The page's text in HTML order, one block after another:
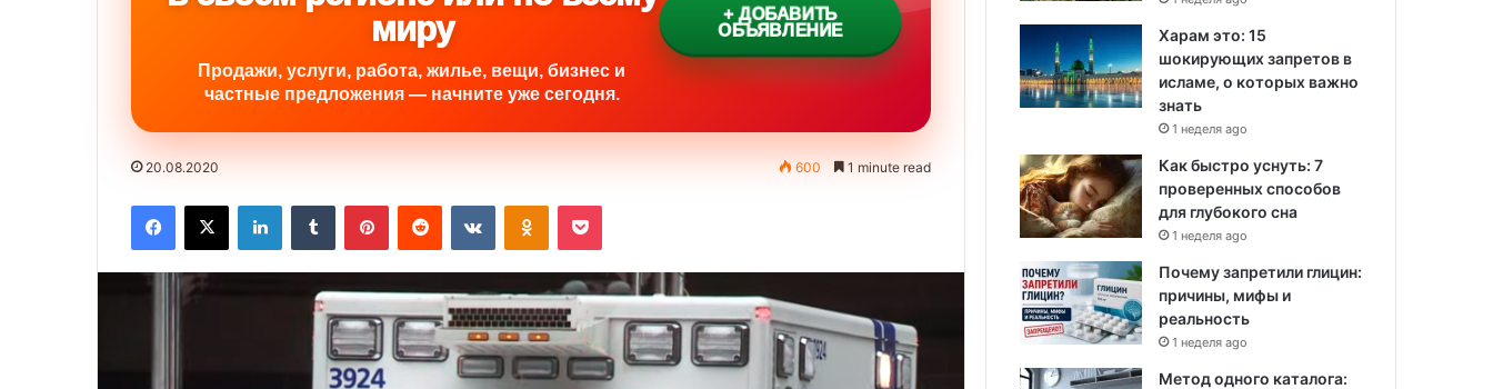
миру
Продажи, услуги, работа, жилье, вещи, бизнес и
частные предложения — начните уже сегодня.
+ ДОБАВИТЬ
ОБЪЯВЛЕНИЕ
20.08.2020 600 1 minute read
Харам это: 15
шокирующих запретов в
исламе, о которых важно
знать
1 неделя ago
Как быстро уснуть: 7
проверенных способов
для глубокого сна
1 неделя ago
Почему запретили глицин:
причины, мифы и
реальность
1 неделя ago
Метод одного каталога: